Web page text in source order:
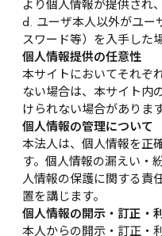
より個人情報が提供され
d. ユーザ本人以外がユー
スワード等）を入手した
個人情報提供の任意性
本サイトにおいてそれぞ
ない場合は、本サイト内
けられない場合があります
個人情報の管理について
本法人は、個人情報を正
す。個人情報の漏えい・
人情報の保護に関する責
置を講じます。
個人情報の開示・訂正・
本人からの開示・訂正・